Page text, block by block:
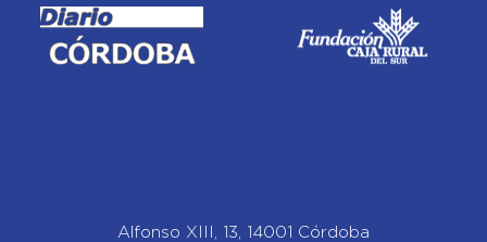
Alfonso XIII, 13, 14001 Córdoba